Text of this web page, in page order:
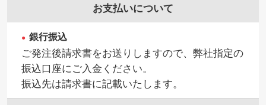
お支払いについて
銀行振込
ご発注後請求書をお送りしますので、弊社指定の
振込口座にご入金ください。
振込先は請求書に記載いたします。